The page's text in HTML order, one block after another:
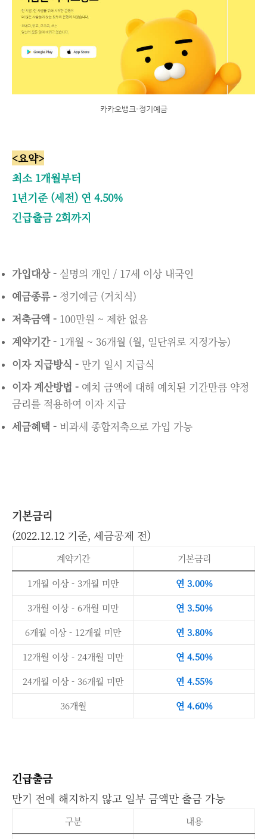
카카오뱅크-정기예금
<요약>
최소 1개월부터
1년기준 (세전) 연 4.50%
긴급출금 2회까지
가입대상 - 실명의 개인 / 17세 이상 내국인
예금종류 - 정기예금 (거치식)
저축금액 - 100만원 ~ 제한 없음
계약기간 - 1개월 ~ 36개월 (월, 일단위로 지정가능)
이자 지급방식 - 만기 일시 지급식
이자 계산방법 - 예치 금액에 대해 예치된 기간만큼 약정
금리를 적용하여 이자 지급
세금혜택 - 비과세 종합저축으로 가입 가능
기본금리
(2022.12.12 기준, 세금공제 전)
계약기간
기본금리
1개월 이상 - 3개월 미만
연 3.00%
3개월 이상 - 6개월 미만
연 3.50%
6개월 이상 - 12개월 미만
연 3.80%
12개월 이상 - 24개월 미만
연 4.50%
24개월 이상 - 36개월 미만
연 4.55%
36개월
연 4.60%
긴급출금
만기 전에 해지하지 않고 일부 금액만 출금 가능
구분 내용